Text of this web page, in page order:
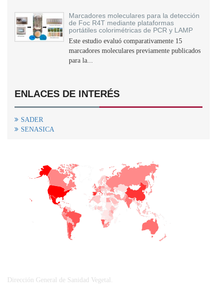
Marcadores moleculares para la detección
de Foc R4T mediante plataformas
portátiles colorimétricas de PCR y LAMP
Este estudio evaluó comparativamente 15
marcadores moleculares previamente publicados
para la...
ENLACES DE INTERÉS
SADER
SENASICA
Dirección General de Sanidad Vegetal.